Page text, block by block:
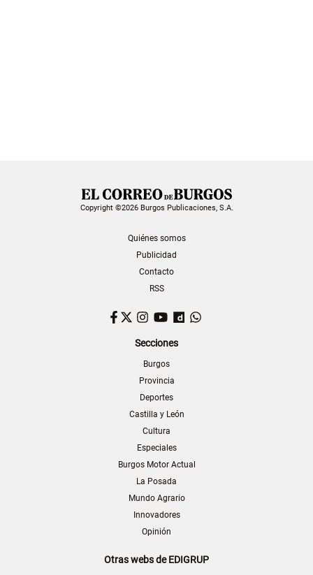
Copyright ©2026 Burgos Publicaciones, S.A.
Quiénes somos
Publicidad
Contacto
RSS
Facebook
TwitterInstagram
YouTubeDailymotion
Secciones
Burgos
Provincia
Deportes
Castilla y León
Cultura
Especiales
Burgos Motor Actual
La Posada
Mundo Agrario
Innovadores
Opinión
Otras webs de EDIGRUP